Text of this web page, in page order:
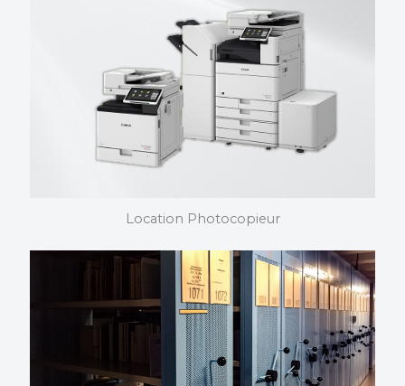
D’excellents classements dans les enquêtes de
consommateurs. Une fiabilité que CANON met en
oeuvre en mettant à jour régulièrement ses produits.
Location photocopieur
Nous choisissons et installons vos photocopieurs. Nous
maîtrisons nos produits dans les moindres détails et
pouvons vous assister quelque soit votre domaine
d’activité.
Location Photocopieur